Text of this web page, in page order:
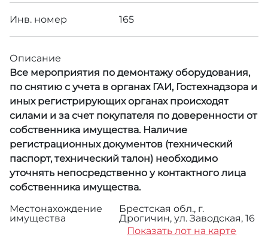
Инв. номер 165
Описание
Все мероприятия по демонтажу оборудования,
по снятию с учета в органах ГАИ, Гостехнадзора и
иных регистрирующих органах происходят
силами и за счет покупателя по доверенности от
собственника имущества. Наличие
регистрационных документов (технический
паспорт, технический талон) необходимо
уточнять непосредственно у контактного лица
собственника имущества.
Местонахождение
имущества
Брестская обл., г.
Дрогичин, ул. Заводская, 16
Показать лот на карте